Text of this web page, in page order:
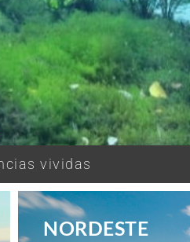
vividas
NORDESTE